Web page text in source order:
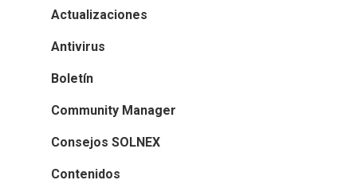
Actualizaciones
Antivirus
Boletín
Community Manager
Consejos SOLNEX
Contenidos